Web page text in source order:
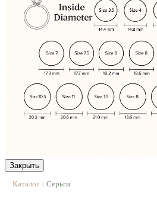
Закрыть
Каталог | Серьги